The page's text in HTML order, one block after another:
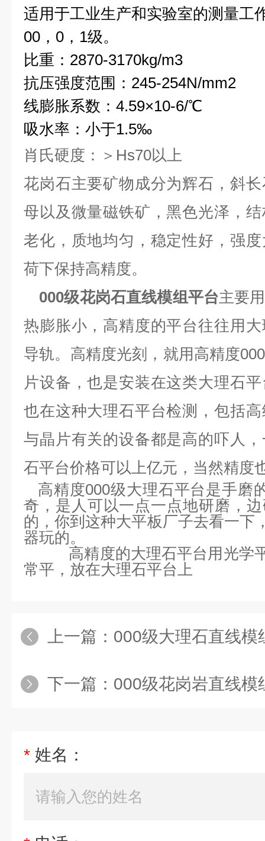
适用于工业生产和实验室的测量工
00，0，1级。
比重：2870-3170kg/m3
抗压强度范围：245-254N/mm2
线膨胀系数：4.59×10-6/℃
吸水率：小于1.5‰
肖氏硬度：＞Hs70以上
花岗石主要矿物成分为辉石，斜
母以及微量磁铁矿，黑色光泽，
老化，质地均匀，稳定性好，强
荷下保持高精度。
000级花岗石直线模组平台主要
热膨胀小，高精度的平台往往用
导轨。高精度光刻，就用高精度
片设备，也是安装在这类大理石
也在这种大理石平台检测，包括
与晶片有关的设备都是高的吓人
石平台价格可以上亿元，当然精度
高精度000级大理石平台是手磨
奇，是人可以一点一点地研磨，
的，你到这种大平板厂子去看一下
器玩的。
高精度的大理石平台用光学
常平，放在大理石平台上
上一篇： 000级大理石直线模
下一篇： 000级花岗岩直线模
* 姓名：